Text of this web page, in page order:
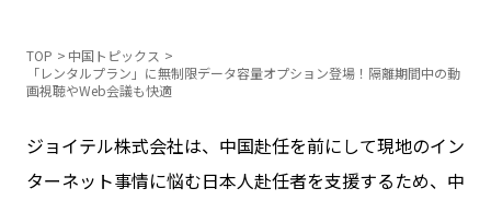
中国トピックス
法人登録
TOP
中国トピックス
「レンタルプラン」に無制限データ容量オプション登場！隔離期間中の動
画視聴やWeb会議も快適
ジョイテル株式会社は、中国赴任を前にして現地のイン
ターネット事情に悩む日本人赴任者を支援するため、中